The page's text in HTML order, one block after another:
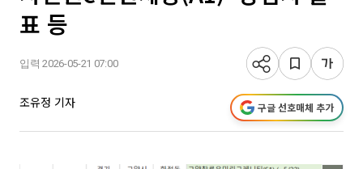
표 등
입력 2026-05-21 07:00
조유정 기자 구글 선호매체 추가